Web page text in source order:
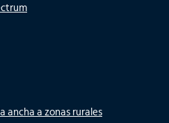
ancha a zonas rurales